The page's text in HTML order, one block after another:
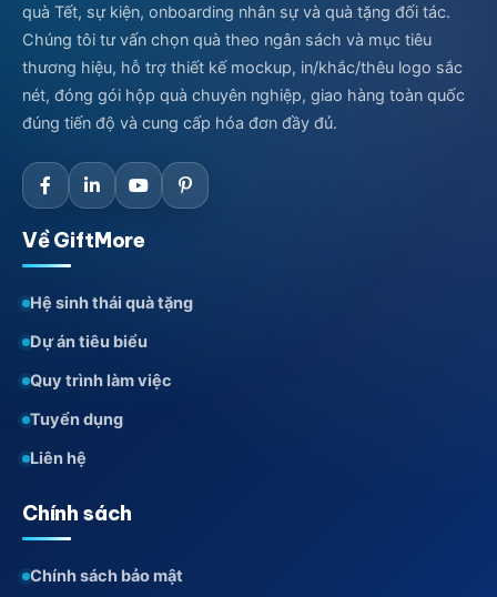
Đối Tượng Và Dịp Tặng Quà
Phù Hợp
Với hình thức trang trọng và ý nghĩa biểu
với nhiều đối tượng trong các sự kiện quan
trọng của doanh nghiệp.
Đối tác chiến lược và khách hàng VIP:
niệm mối quan hệ kinh doanh. Một mẫu
sự trân trọng và mong muốn đồng hành
lâu dài.
Lãnh đạo và khách mời danh dự:
phẩm có giá trị lưu niệm và dễ tạo điểm
Đại lý và nhà phân phối:
quà Tết, sự kiện, onboarding nhân sự và quà tặng đối tác.
Chúng tôi tư vấn chọn quà theo ngân sách và mục tiêu
thương hiệu, hỗ trợ thiết kế mockup, in/khắc/thêu logo sắc
nét, đóng gói hộp quà chuyên nghiệp, giao hàng toàn quốc
đúng tiến độ và cung cấp hóa đơn đầy đủ.
Về GiftMore
Hệ sinh thái quà tặng
Dự án tiêu biểu
Quy trình làm việc
Tuyển dụng
Liên hệ
Chính sách
Chính sách bảo mật